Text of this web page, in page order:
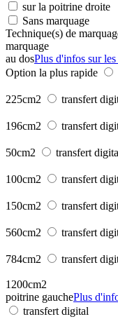
sur la poitrine droite
Sans marquage
Technique(s) de
marquage
au dosPlus d'infos sur
Option la plus rapide
225cm2 transfert
196cm2 transfert
50cm2 transfert
100cm2 transfert
150cm2 transfert
560cm2 transfert
784cm2 transfert
1200cm2
poitrine gauchePlus
transfert digital